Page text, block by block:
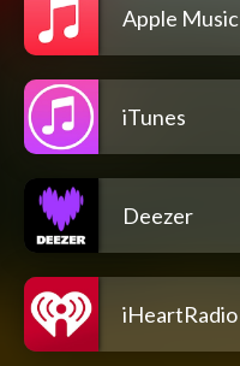
Apple Music
iTunes
Deezer
iHeartRadio